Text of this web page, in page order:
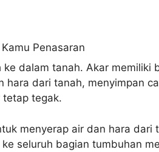
dalam tanah. Akar memiliki
hara dari tanah, menyimpan
tetap tegak.
menyerap air dan hara dari
seluruh bagian tumbuhan